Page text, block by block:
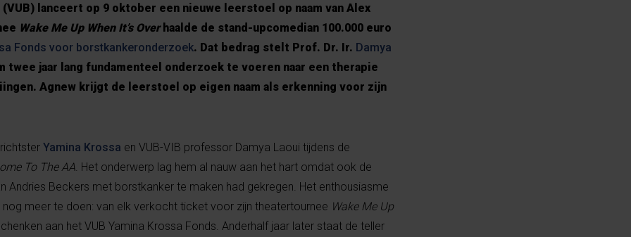
lanceert op 9 oktober een nieuwe leerstoel op naam van Alex
Wake Me Up When It’s Overhaalde de stand-upcomedian 100.000 euro
Fonds voor borstkankeronderzoek. Dat bedrag stelt Prof. Dr. Ir. Damya
twee jaar lang fundamenteel onderzoek te voeren naar een therapie
Agnew krijgt de leerstoel op eigen naam als erkenning voor zijn
Yamina Krossa en VUB-VIB professor Damya Laoui tijdens de
To The AA . Het onderwerp lag hem al nauw aan het hart omdat ook de
Andries Beckers met borstkanker te maken had gekregen. Het enthousiasme
meer te doen: van elk verkocht ticket voor zijn theatertournee Wake Me Up
aan het VUB Yamina Krossa Fonds. Anderhalf jaar later staat de teller